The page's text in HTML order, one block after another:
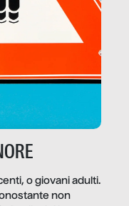
o giovani adulti.
non